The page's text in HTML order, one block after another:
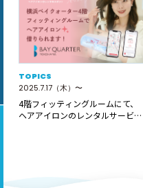
TOPICS
2025.7.17（木）〜
4階フィッティングルームにて、
ヘアアイロンのレンタルサービス